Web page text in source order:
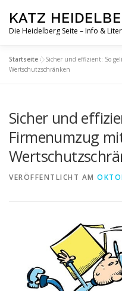
Inhalt
springen
KATZ
Die Heidelberg Seite – Info &
Startseite »Sicher und effizient: So
Wertschutzschränken
Sicher und
Firmenumzug
VERÖFFENTLICHT AM